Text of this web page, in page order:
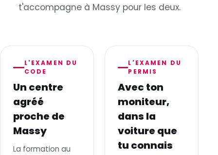
t'accompagne à Massy pour les deux.
L'EXAMEN DU
CODE
Un centre
agréé
proche de
Massy
La formation au
L'EXAMEN DU
PERMIS
Avec ton
moniteur,
dans la
voiture que
tu connais